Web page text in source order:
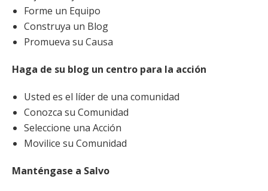
Forme un Equipo
Construya un Blog
Promueva su Causa
Haga de su blog un centro para la acción
Usted es el líder de una comunidad
Conozca su Comunidad
Seleccione una Acción
Movilice su Comunidad
Manténgase a Salvo